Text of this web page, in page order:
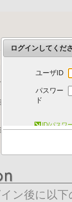
公開しました」 をア
らせ｜復旧済み】Web
部機能の停止につい
画面をご利用いただ
画面をご利用いただ
ン後に以
ログインしてくだ
ユーザID
パスワー
ド
ID/パスワ